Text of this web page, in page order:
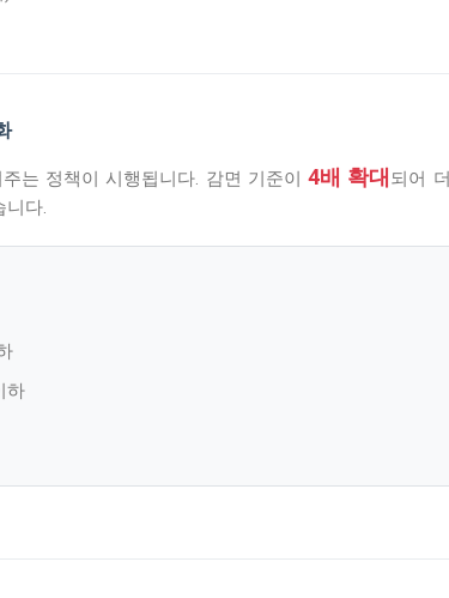
는 정책이 시행됩니다. 감면 기준이4배 확대 되어
니다.
하